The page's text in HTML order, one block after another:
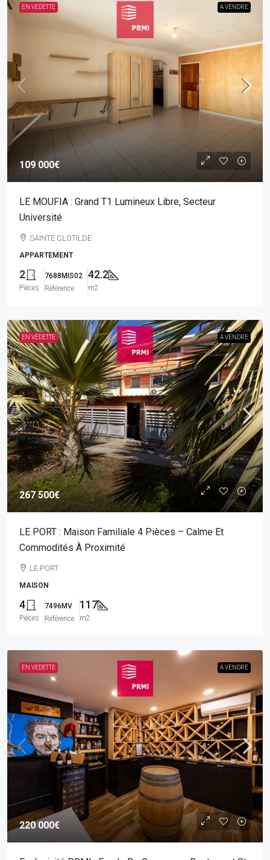
EN VEDETTE A VENDRE
109 000€
LE MOUFIA : Grand T1 Lumineux Libre, Secteur
Université
SAINTE CLOTILDE
APPARTEMENT
2
Pièces
7688MIS02
Référence
42.2
m2
EN VEDETTE A VENDRE
267 500€
LE PORT : Maison Familiale 4 Pièces – Calme Et
Commodités À Proximité
LE PORT
MAISON
4
Pièces
7496MV
Référence
117
m2
EN VEDETTE A VENDRE
220 000€